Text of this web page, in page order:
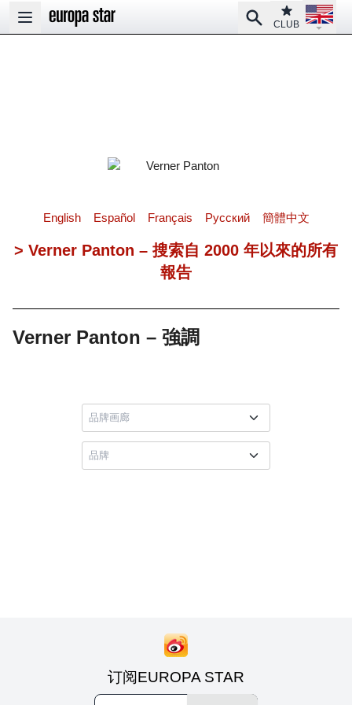
Open main menu
SearchClub
CLUB
Open
English Español Français Pусский 簡體中文
> Verner Panton – 搜索自 2000 年以來的所有
報告
Verner Panton – 強調
订阅EUROPA STAR